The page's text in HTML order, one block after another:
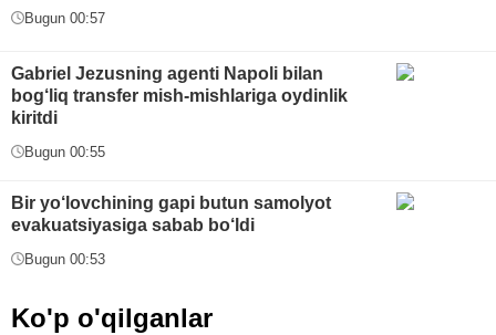
Bugun 00:57
Gabriel Jezusning agenti Napoli bilan
bog‘liq transfer mish-mishlariga oydinlik
kiritdi
Bugun 00:55
Bir yo‘lovchining gapi butun samolyot
evakuatsiyasiga sabab bo‘ldi
Bugun 00:53
Ko'p o'qilganlar